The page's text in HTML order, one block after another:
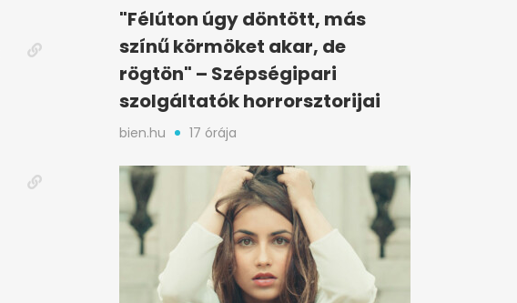
"Félúton úgy döntött, más
színű körmöket akar, de
rögtön" – Szépségipari
szolgáltatók horrorsztorijai
bien.hu 17 órája